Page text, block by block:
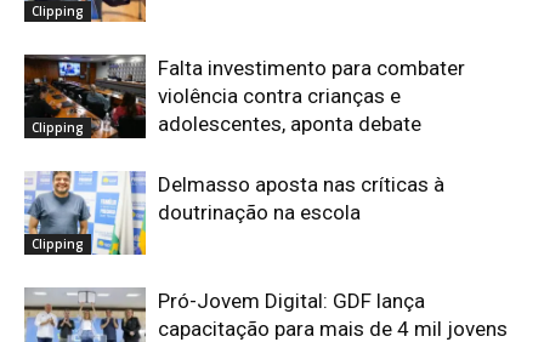
Clipping
Clipping
Falta investimento para combater
violência contra crianças e
adolescentes, aponta debate
Clipping
Delmasso aposta nas críticas à
doutrinação na escola
Pró-Jovem Digital: GDF lança
capacitação para mais de 4 mil jovens